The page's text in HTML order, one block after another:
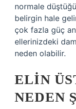
normale
belirgin hale
çok fazla güç
ellerinizdeki
neden olabilir.
ELIN
NEDEN